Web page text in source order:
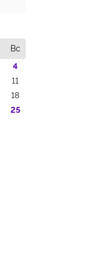
Вс
4
11
18
25